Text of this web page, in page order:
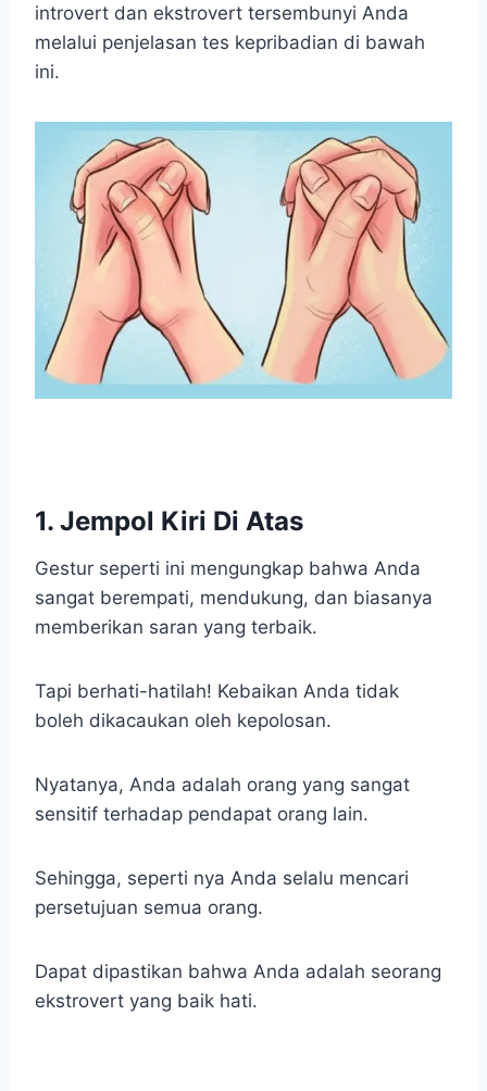
introvert dan ekstrovert tersembunyi Anda
melalui penjelasan tes kepribadian di bawah
ini.
1. Jempol Kiri Di Atas
Gestur seperti ini mengungkap bahwa Anda
sangat berempati, mendukung, dan biasanya
memberikan saran yang terbaik.
Tapi berhati-hatilah! Kebaikan Anda tidak
boleh dikacaukan oleh kepolosan.
Nyatanya, Anda adalah orang yang sangat
sensitif terhadap pendapat orang lain.
Sehingga, seperti nya Anda selalu mencari
persetujuan semua orang.
Dapat dipastikan bahwa Anda adalah seorang
ekstrovert yang baik hati.